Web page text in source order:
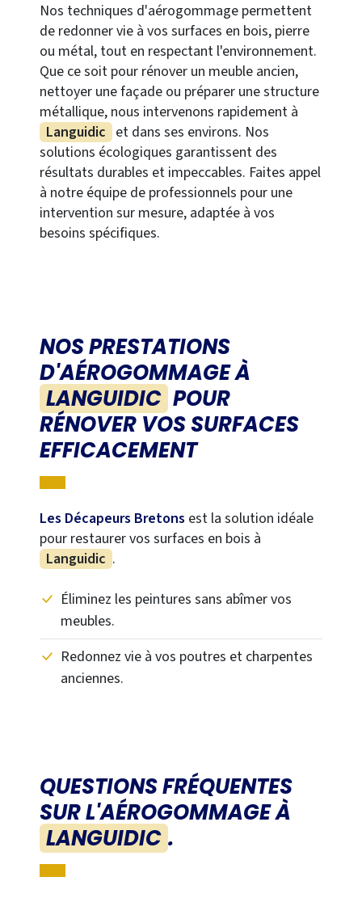
Nos techniques d'aérogommage permettent
de redonner vie à vos surfaces en bois, pierre
ou métal, tout en respectant l'environnement.
Que ce soit pour rénover un meuble ancien,
nettoyer une façade ou préparer une structure
métallique, nous intervenons rapidement à
Languidic et dans ses environs. Nos
solutions écologiques garantissent des
résultats durables et impeccables. Faites appel
à notre équipe de professionnels pour une
intervention sur mesure, adaptée à vos
besoins spécifiques.
NOS PRESTATIONS
D'AÉROGOMMAGE À
LANGUIDIC POUR
RÉNOVER VOS SURFACES
EFFICACEMENT
Les Décapeurs Bretons est la solution idéale
pour restaurer vos surfaces en bois à
Languidic .
Éliminez les peintures sans abîmer vos
meubles.
Redonnez vie à vos poutres et charpentes
anciennes.
QUESTIONS FRÉQUENTES
SUR L'AÉROGOMMAGE À
LANGUIDIC .